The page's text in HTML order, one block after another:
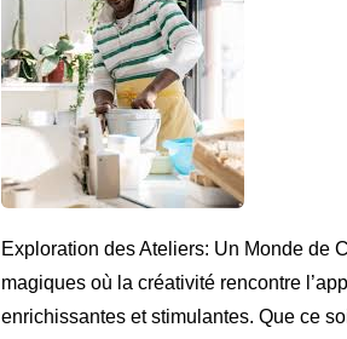
Exploration des Ateliers: Un Monde de
magiques où la créativité rencontre
enrichissantes et stimulantes. Que ce